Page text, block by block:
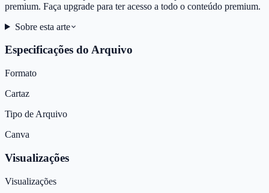
premium. Faça upgrade para ter acesso a todo o conteúdo premium.
Sobre esta arte
Especificações do Arquivo
Formato
Cartaz
Tipo de Arquivo
Canva
Visualizações
Visualizações